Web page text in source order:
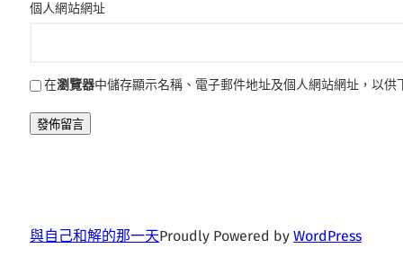
個人網站網址
在瀏覽器中儲存顯示名稱、電子郵件地址及個人網站網址，以供
與自己和解的那一天Proudly Powered by WordPress